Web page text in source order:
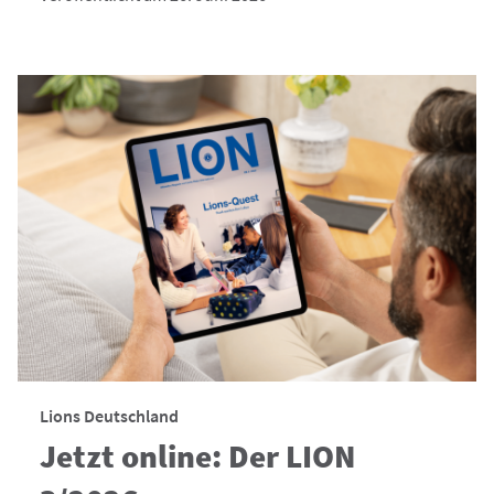
Lions Deutschland
Jetzt online: Der LION